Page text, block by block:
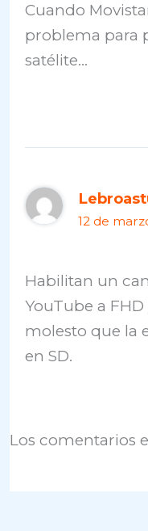
Cuando
problema para
satélite…
12 de
Habilitan un
YouTube a
molesto que la
en SD.
Los comentarios